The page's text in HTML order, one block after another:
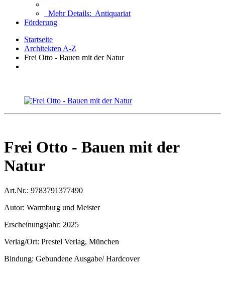
Mehr Details: Antiquariat
Förderung
Startseite
Architekten A-Z
Frei Otto - Bauen mit der Natur
Frei Otto - Bauen mit der
Natur
Art.Nr.: 9783791377490
Autor: Warmburg und Meister
Erscheinungsjahr: 2025
Verlag/Ort: Prestel Verlag, München
Bindung: Gebundene Ausgabe/ Hardcover